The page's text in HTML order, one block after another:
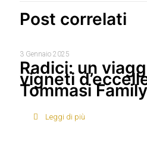
Post correlati
3 Gennaio 2025
Radici: un
vigneti
Tommasi
Leggi di più